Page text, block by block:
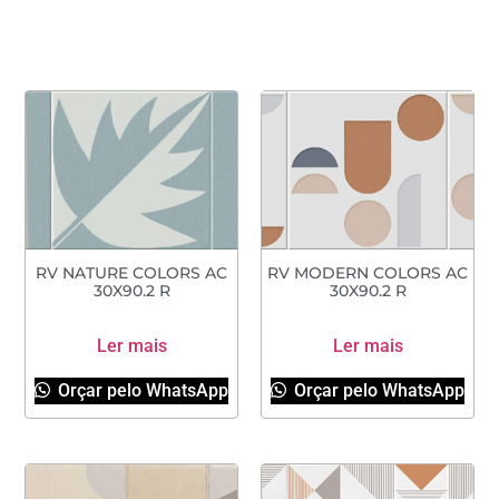
RV NATURE COLORS AC
30X90.2 R
Ler mais
Orçar pelo WhatsApp
RV MODERN COLORS AC
30X90.2 R
Ler mais
Orçar pelo WhatsApp